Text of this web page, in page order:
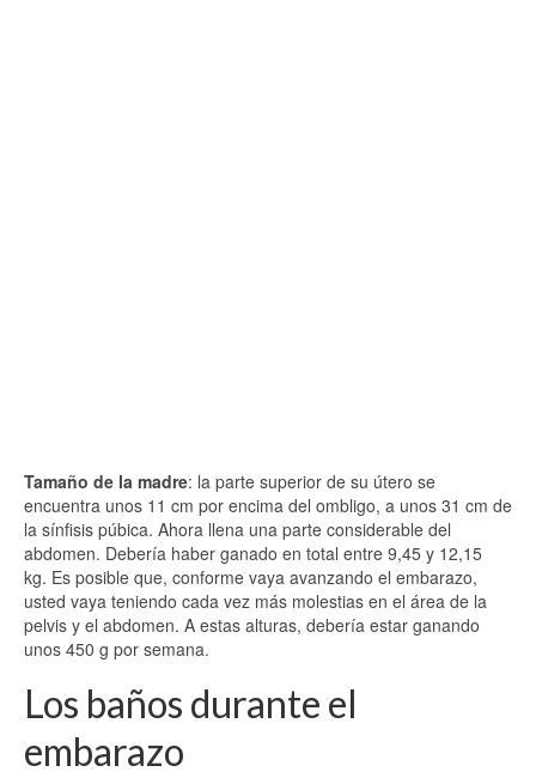
Tamaño de la madre: la parte superior de su útero se
encuentra unos 11 cm por encima del ombligo, a unos 31 cm de
la sínfisis púbica. Ahora llena una parte considerable del
abdomen. Debería haber ganado en total entre 9,45 y 12,15
kg. Es posible que, conforme vaya avanzando el embarazo,
usted vaya teniendo cada vez más molestias en el área de la
pelvis y el abdomen. A estas alturas, debería estar ganando
unos 450 g por semana.
Los baños durante el
embarazo